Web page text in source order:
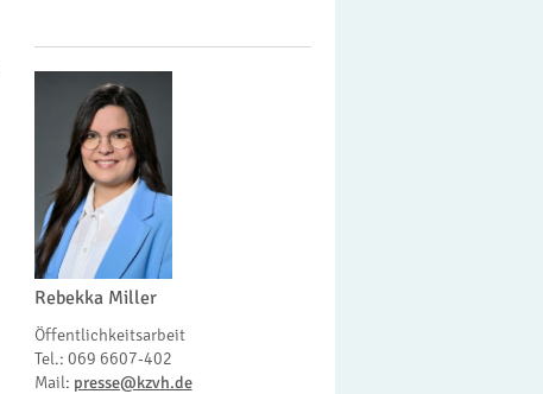
Rebekka Miller
Öffentlichkeitsarbeit
Tel.: 069 6607-402
Mail: presse@kzvh.de